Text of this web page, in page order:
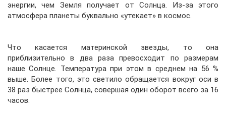
энергии, чем Земля получает от Солнца. Из-за этого
атмосфера планеты буквально «утекает» в космос.
Что касается материнской звезды, то она
приблизительно в два раза превосходит по размерам
наше Солнце. Температура при этом в среднем на 56 %
выше. Более того, это светило обращается вокруг оси в
38 раз быстрее Солнца, совершая один оборот всего за 16
часов.